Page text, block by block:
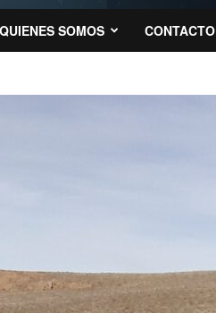
QUIENES SOMOS CONTACTO